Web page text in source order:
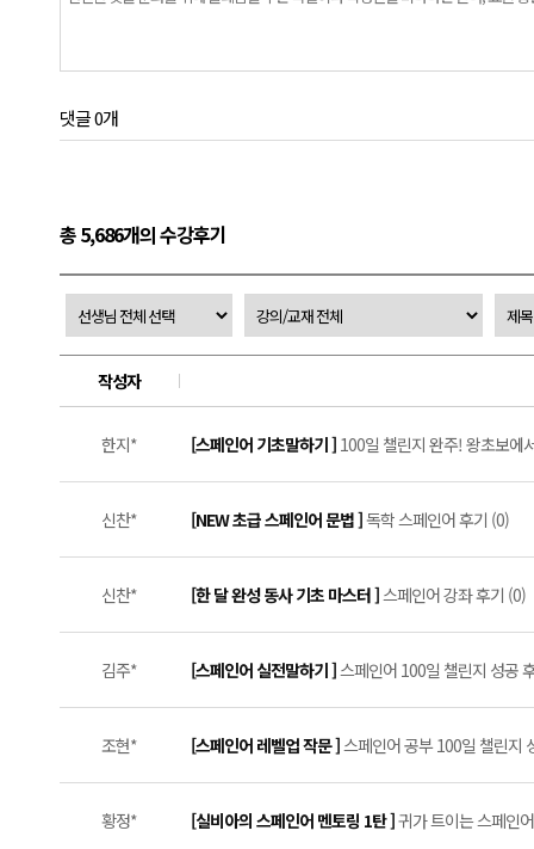
댓글 0개
총 5,686개의 수강후기
작성자
한지* [스페인어 기초말하기 ] 100일 챌린지 완주! 왕초보에
신찬* [NEW 초급 스페인어 문법 ]독학 스페인어 후기 (0)
신찬* [한 달 완성 동사 기초 마스터 ]스페인어 강좌 후기 (0)
김주* [스페인어 실전말하기 ]스페인어 100일 챌린지 성공
조현* [스페인어 레벨업 작문 ]스페인어 공부 100일 챌린지
황정* [실비아의 스페인어 멘토링 1탄 ]귀가 트이는 스페인